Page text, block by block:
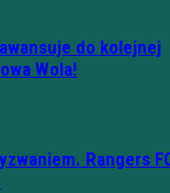
do kolejnej
Wola!
Rangers